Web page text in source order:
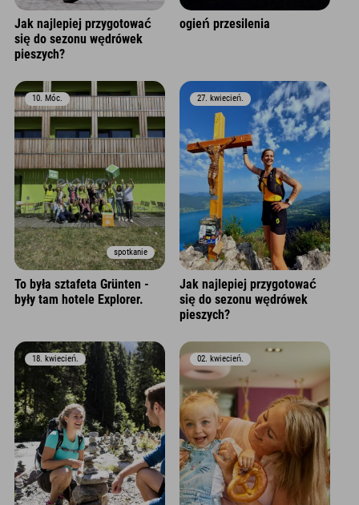
Jak najlepiej przygotować
się do sezonu wędrówek
pieszych?
ogień przesilenia
spotkanie
10. Móc.
To była sztafeta Grünten -
były tam hotele Explorer.
27. kwiecień.
Jak najlepiej przygotować
się do sezonu wędrówek
pieszych?
18. kwiecień. 02. kwiecień.